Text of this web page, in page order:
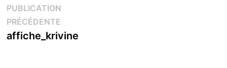
Navigation
de
PUBLICATION
PRÉCÉDENTEPublication
précédente :
affiche_krivine